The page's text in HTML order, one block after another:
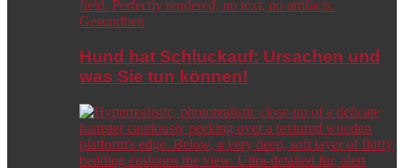
Gesundheit
Hund hat Schluckauf: Ursachen und
was Sie tun können!